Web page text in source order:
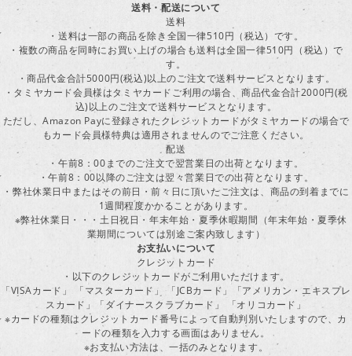
送料・配送について
送料
・送料は一部の商品を除き全国一律510円（税込）です。
・複数の商品を同時にお買い上げの場合も送料は全国一律510円（税込）で
す。
・商品代金合計5000円(税込)以上のご注文で送料サービスとなります。
・タミヤカード会員様はタミヤカードご利用の場合、商品代金合計2000円(税
込)以上のご注文で送料サービスとなります。
ただし、Amazon Payに登録されたクレジットカードがタミヤカードの場合で
もカード会員様特典は適用されませんのでご注意ください。
配送
・午前8：00までのご注文で翌営業日の出荷となります。
・午前8：00以降のご注文は翌々営業日での出荷となります。
・弊社休業日中またはその前日・前々日に頂いたご注文は、商品の到着までに
1週間程度かかることがあります。
※弊社休業日・・・土日祝日・年末年始・夏季休暇期間（年末年始・夏季休
業期間については別途ご案内致します）
お支払いについて
クレジットカード
・以下のクレジットカードがご利用いただけます。
「VISAカード」 「マスターカード」 「JCBカード」「アメリカン・エキスプレ
スカード」「ダイナースクラブカード」 「オリコカード」
※カードの種類はクレジットカード番号によって自動判別いたしますので、カ
ードの種類を入力する画面はありません。
※お支払い方法は、一括のみとなります。